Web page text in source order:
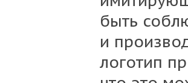
быть
и
логотип